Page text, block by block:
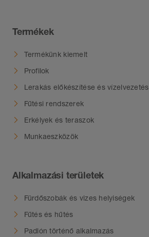
Termékek
Termékünk kiemelt
Profilok
Lerakás előkészítése és vízelvezetés
Fűtési rendszerek
Erkélyek és teraszok
Munkaeszközök
Alkalmazási területek
Fürdőszobák és vizes helyiségek
Fűtés és hűtés
Padlón történő alkalmazás